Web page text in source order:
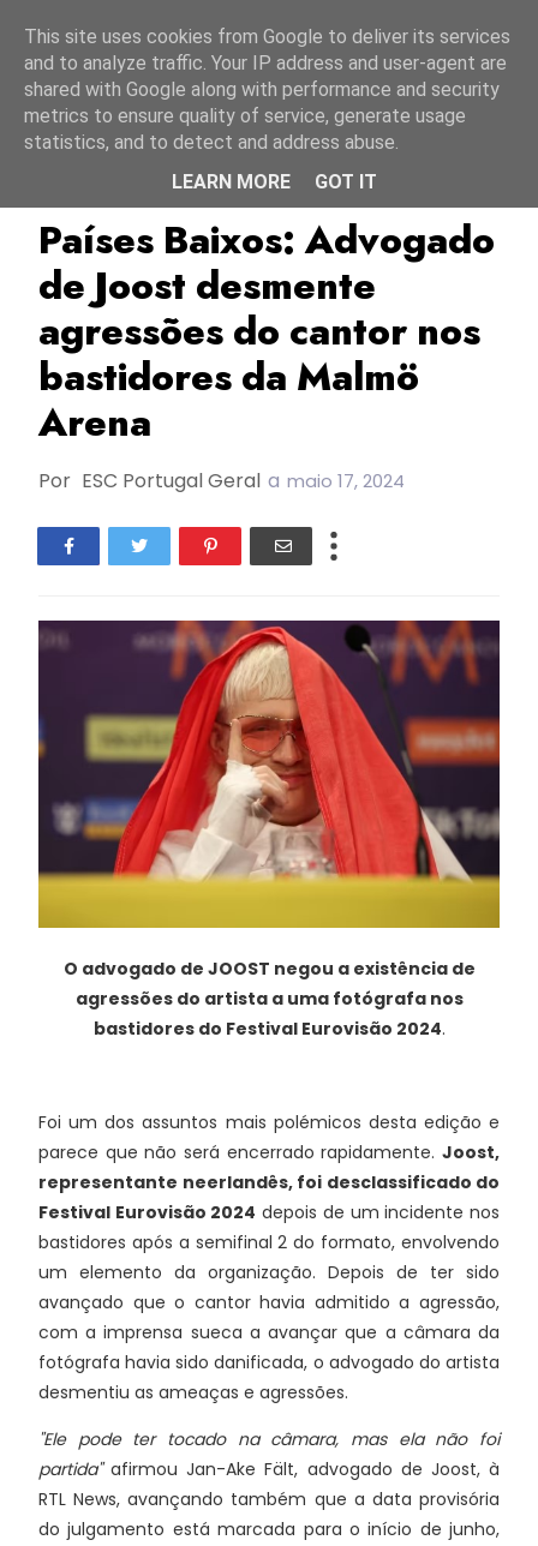
Joost Países Baixos
Países Baixos: Advogado
de Joost desmente
agressões do cantor nos
bastidores da Malmö
Arena
Por ESC Portugal Geral a maio 17, 2024
O advogado de JOOST negou a existência de
agressões do artista a uma fotógrafa nos
bastidores do Festival Eurovisão 2024.
Foi um dos assuntos mais polémicos desta edição e
parece que não será encerrado rapidamente. Joost,
representante neerlandês, foi desclassificado do
Festival Eurovisão 2024 depois de um incidente nos
bastidores após a semifinal 2 do formato, envolvendo
um elemento da organização. Depois de ter sido
avançado que o cantor havia admitido a agressão,
com a imprensa sueca a avançar que a câmara da
fotógrafa havia sido danificada, o advogado do artista
desmentiu as ameaças e agressões.
"Ele pode ter tocado na câmara, mas ela não foi
partida"afirmou Jan-Ake Fält, advogado de Joost, à
RTL News, avançando também que a data provisória
do julgamento está marcada para o início de junho,
This site uses cookies from Google to deliver its services
and to analyze traffic. Your IP address and user-agent are
shared with Google along with performance and security
metrics to ensure quality of service, generate usage
statistics, and to detect and address abuse.
LEARN MORE
GOT IT